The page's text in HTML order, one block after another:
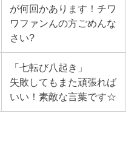
が何回かあります！チワ
ワファンんの方ごめんな
さい?
「七転び八起き」
失敗してもまた頑張れば
いい！素敵な言葉です☆